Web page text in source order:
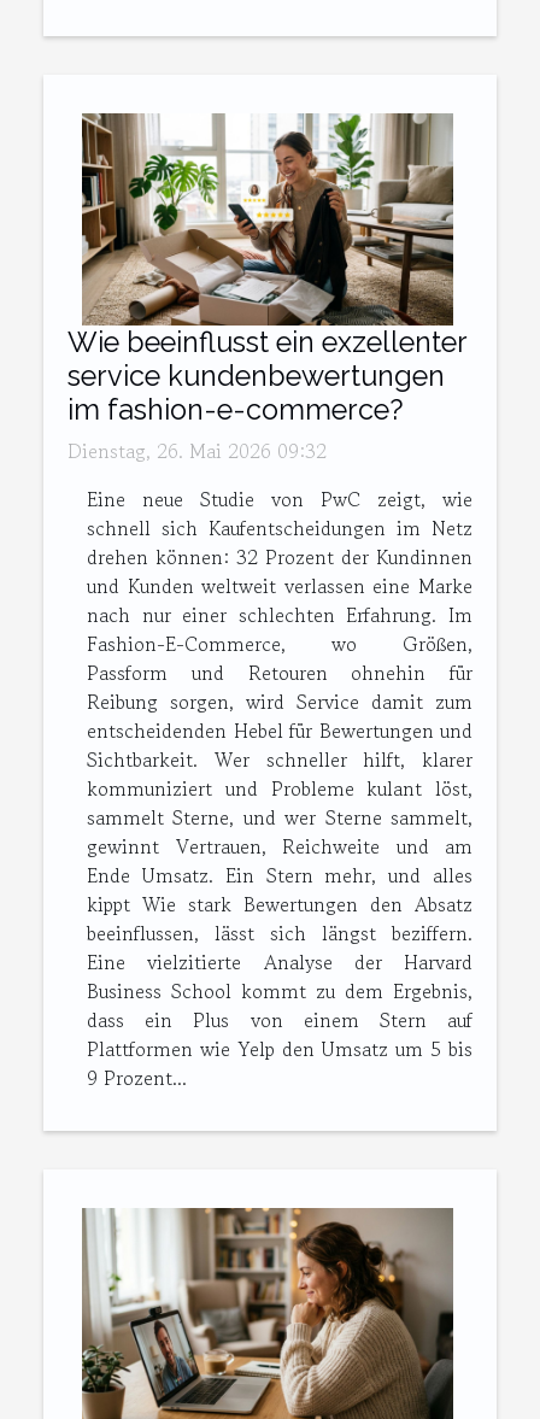
Wie beeinflusst ein exzellenter
service kundenbewertungen
im fashion-e-commerce?
Dienstag, 26. Mai 2026 09:32
Eine neue Studie von PwC zeigt, wie
schnell sich Kaufentscheidungen im Netz
drehen können: 32 Prozent der Kundinnen
und Kunden weltweit verlassen eine Marke
nach nur einer schlechten Erfahrung. Im
Fashion-E-Commerce, wo Größen,
Passform und Retouren ohnehin für
Reibung sorgen, wird Service damit zum
entscheidenden Hebel für Bewertungen und
Sichtbarkeit. Wer schneller hilft, klarer
kommuniziert und Probleme kulant löst,
sammelt Sterne, und wer Sterne sammelt,
gewinnt Vertrauen, Reichweite und am
Ende Umsatz. Ein Stern mehr, und alles
kippt Wie stark Bewertungen den Absatz
beeinflussen, lässt sich längst beziffern.
Eine vielzitierte Analyse der Harvard
Business School kommt zu dem Ergebnis,
dass ein Plus von einem Stern auf
Plattformen wie Yelp den Umsatz um 5 bis
9 Prozent...